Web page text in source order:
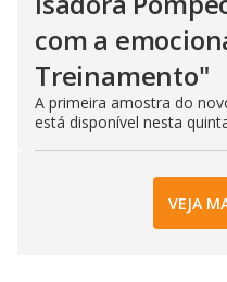
com a
Treinamento"
A primeira amostra do
está disponível nesta
VEJA